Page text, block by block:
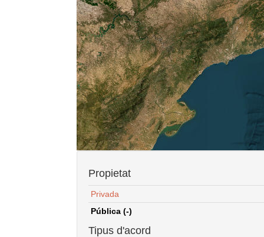
Propietat
Privada
Pública (-)
Tipus d'acord